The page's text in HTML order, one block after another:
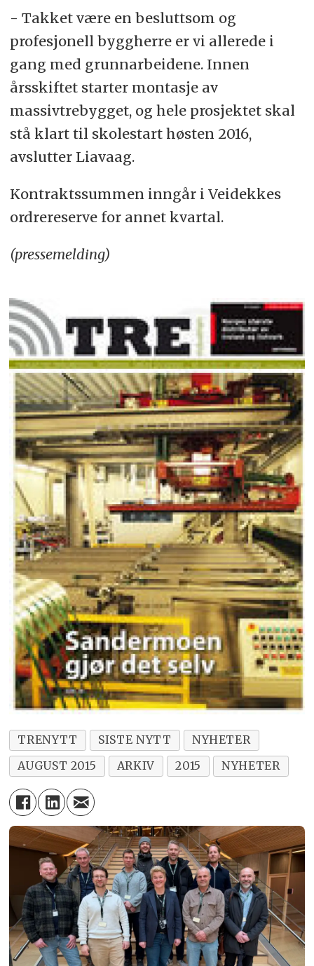
- Takket være en besluttsom og
profesjonell byggherre er vi allerede i
gang med grunnarbeidene. Innen
årsskiftet starter montasje av
massivtrebygget, og hele prosjektet skal
stå klart til skolestart høsten 2016,
avslutter Liavaag.
Kontraktssummen inngår i Veidekkes
ordrereserve for annet kvartal.
(pressemelding)
TRENYTT SISTE NYTT
NYHETER
AUGUST 2015
ARKIV 2015 NYHETER